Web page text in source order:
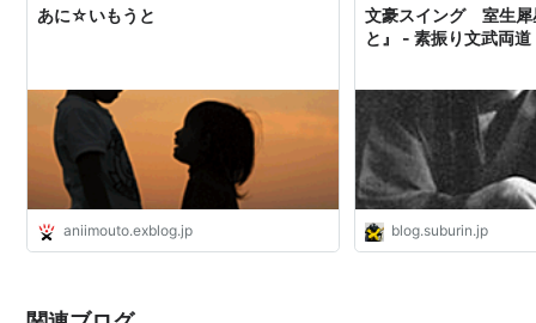
あに☆いもうと
aniimouto.exblog.jp
文豪スイング 室生犀
と』 - 素振り文武両道
blog.suburin.jp